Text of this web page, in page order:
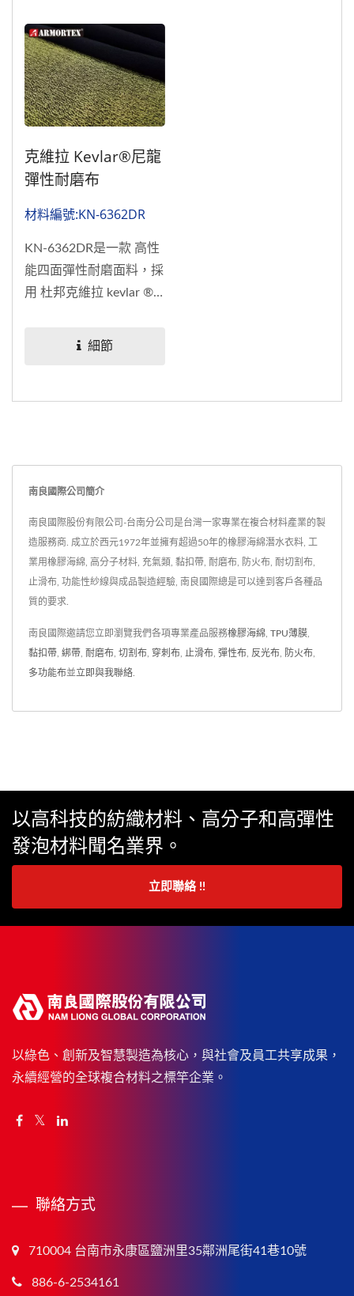
克維拉 Kevlar®尼龍
彈性耐磨布
材料編號:KN-6362DR
KN-6362DR是一款 高性
能四面彈性耐磨面料，採
用 杜邦克維拉 kevlar ®
纖維混紡製成，並具備防
面，技巧性將克維拉隱藏
的成分與設計賦予面料卓
越的抗拉強度、耐用性與
高效表現。
細節
南良國際公司簡介
南良國際股份有限公司-台南分公司是台灣一家專業在複合材料產業的製
造服務商. 成立於西元1972年並擁有超過50年的橡膠海綿潛水衣料, 工
業用橡膠海綿, 高分子材料, 充氣類, 黏扣帶, 耐磨布, 防火布, 耐切割布,
止滑布, 功能性紗線與成品製造經驗, 南良國際總是可以達到客戶各種品
質的要求.
南良國際邀請您立即瀏覽我們各項專業產品服務橡膠海綿 TPU薄膜
黏扣帶 綁帶 耐磨布 切割布 穿刺布 止滑布 彈性布 反光布 防火布
多功能布並立即與我聯絡
以高科技的紡織材料、高分子和高彈性
發泡材料聞名業界。
立即聯絡 !!
以綠色、創新及智慧製造為核心，與社會及員工共享成果，
永續經營的全球複合材料之標竿企業。
聯絡方式
710004 台南市永康區鹽洲里35鄰洲尾街41巷10號
886-6-2534161